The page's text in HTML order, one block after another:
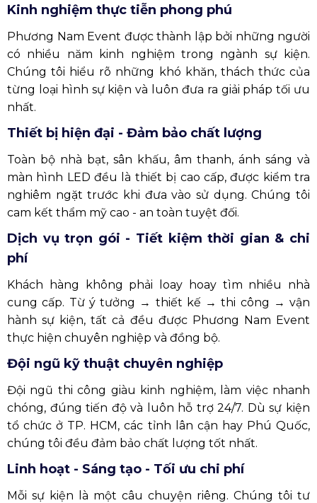
Kinh nghiệm thực tiễn phong phú
Phương Nam Event được thành lập bởi những người
có nhiều năm kinh nghiệm trong ngành sự kiện.
Chúng tôi hiểu rõ những khó khăn, thách thức của
từng loại hình sự kiện và luôn đưa ra giải pháp tối ưu
nhất.
Thiết bị hiện đại - Đảm bảo chất lượng
Toàn bộ nhà bạt, sân khấu, âm thanh, ánh sáng và
màn hình LED đều là thiết bị cao cấp, được kiểm tra
nghiêm ngặt trước khi đưa vào sử dụng. Chúng tôi
cam kết thẩm mỹ cao - an toàn tuyệt đối.
Dịch vụ trọn gói - Tiết kiệm thời gian & chi
phí
Khách hàng không phải loay hoay tìm nhiều nhà
cung cấp. Từ ý tưởng → thiết kế → thi công → vận
hành sự kiện, tất cả đều được Phương Nam Event
thực hiện chuyên nghiệp và đồng bộ.
Đội ngũ kỹ thuật chuyên nghiệp
Đội ngũ thi công giàu kinh nghiệm, làm việc nhanh
chóng, đúng tiến độ và luôn hỗ trợ 24/7. Dù sự kiện
tổ chức ở TP. HCM, các tỉnh lân cận hay Phú Quốc,
chúng tôi đều đảm bảo chất lượng tốt nhất.
Linh hoạt - Sáng tạo - Tối ưu chi phí
Mỗi sự kiện là một câu chuyện riêng. Chúng tôi tư